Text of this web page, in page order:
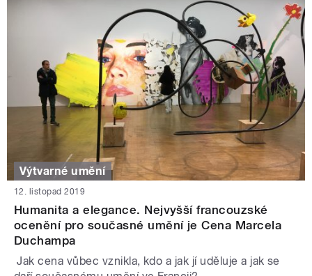
Výtvarné umění
12. listopad 2019
Humanita a elegance. Nejvyšší francouzské
ocenění pro současné umění je Cena Marcela
Duchampa
Jak cena vůbec vznikla, kdo a jak jí uděluje a jak se